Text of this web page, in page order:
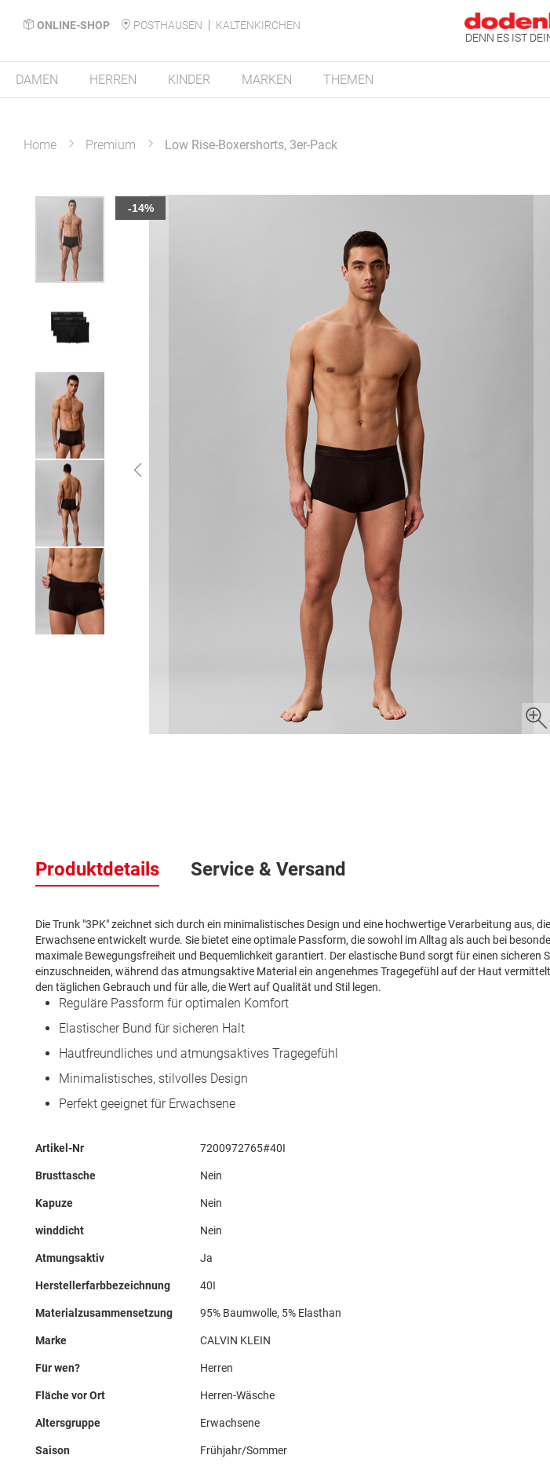
ONLINE-SHOP POSTHAUSEN
KALTENKIRCHEN
DENN ES IST
DAMEN HERREN KINDER MARKEN THEMEN
Home Premium Low Rise-Boxershorts, 3er-Pack
Bildergalerie
springen
-14%
Produktdetails
Die Trunk "3PK" zeichnet sich durch ein minimalistisches Design und eine hochwertige Verarbeitung aus,
Erwachsene entwickelt wurde. Sie bietet eine optimale Passform, die sowohl im Alltag als auch bei
maximale Bewegungsfreiheit und Bequemlichkeit garantiert. Der elastische Bund sorgt für einen sicheren
einzuschneiden, während das atmungsaktive Material ein angenehmes Tragegefühl auf der Haut
den täglichen Gebrauch und für alle, die Wert auf Qualität und Stil legen.
Reguläre Passform für optimalen Komfort
Elastischer Bund für sicheren Halt
Hautfreundliches und atmungsaktives Tragegefühl
Minimalistisches, stilvolles Design
Perfekt geeignet für Erwachsene
Mehr
Artikel-Nr 7200972765#40I
Brusttasche Nein
Kapuze Nein
winddicht Nein
Atmungsaktiv Ja
Herstellerfarbbezeichnung 40I
Materialzusammensetzung 95% Baumwolle, 5% Elasthan
Marke CALVIN KLEIN
Für wen? Herren
Fläche vor Ort Herren-Wäsche
Altersgruppe Erwachsene
Saison Frühjahr/Sommer
Service & Versand